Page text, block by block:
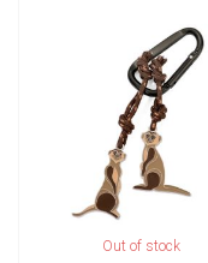
Out of stock